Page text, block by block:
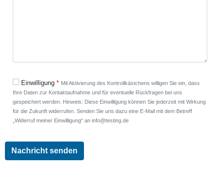
Einwilligung
Mit Aktivierung des Kontrollkästchens willigen Sie ein, dass
Ihre Daten zur Kontaktaufnahme und für eventuelle Rückfragen bei uns
gespeichert werden. Hinweis: Diese Einwilligung können Sie jederzeit mit Wirkung
für die Zukunft widerrufen. Senden Sie uns dazu eine E-Mail mit dem Betreff
„Widerruf meiner Einwilligung“ an info@testing.de